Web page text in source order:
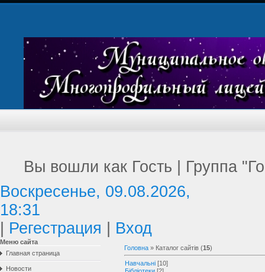
Вы вошли как Гость | Группа
Воскресенье, 09.08.2026,
18:31
Регестрация Вход
Меню сайта
Главная страница
Новости
Головна » Каталог сайтів (15)
Навчальні [10]